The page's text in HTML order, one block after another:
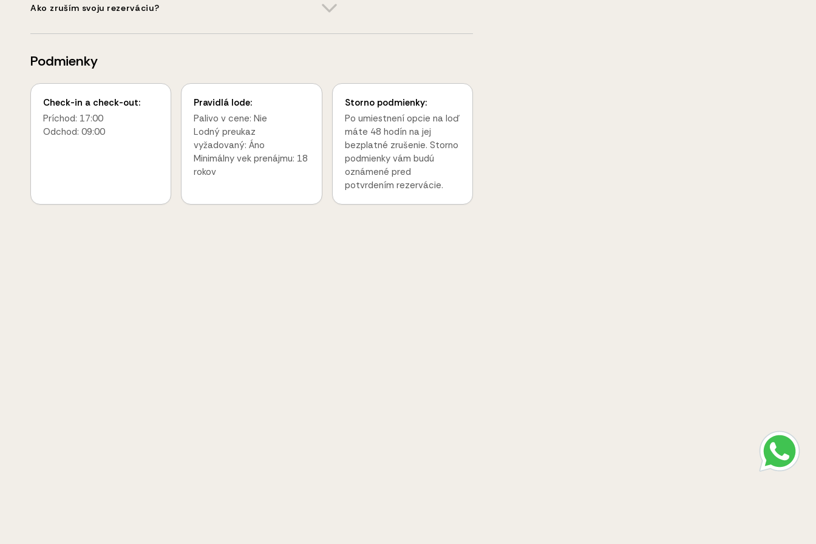
Ako zruším svoju rezerváciu?
Podmienky
Check-in a check-out:
Príchod: 17:00
Odchod: 09:00
Pravidlá lode:
Palivo v cene: Nie
Lodný preukaz
vyžadovaný: Áno
Minimálny vek prenájmu: 18
rokov
Storno podmienky:
Po umiestnení opcie na loď
máte 48 hodín na jej
bezplatné zrušenie. Storno
podmienky vám budú
oznámené pred
potvrdením rezervácie.